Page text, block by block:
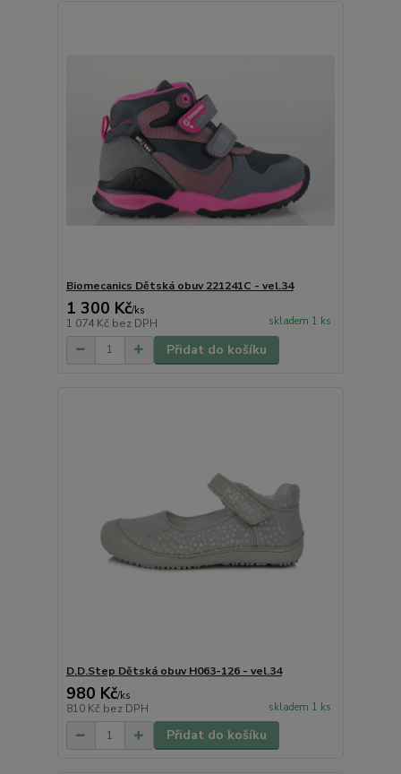
Biomecanics Dětská obuv 221241C - vel.34
1 300 Kč/ks
1 074 Kč bez DPH skladem 1 ks
Přidat do košíku
D.D.Step Dětská obuv H063-126 - vel.34
980 Kč/ks
810 Kč bez DPH skladem 1 ks
Přidat do košíku